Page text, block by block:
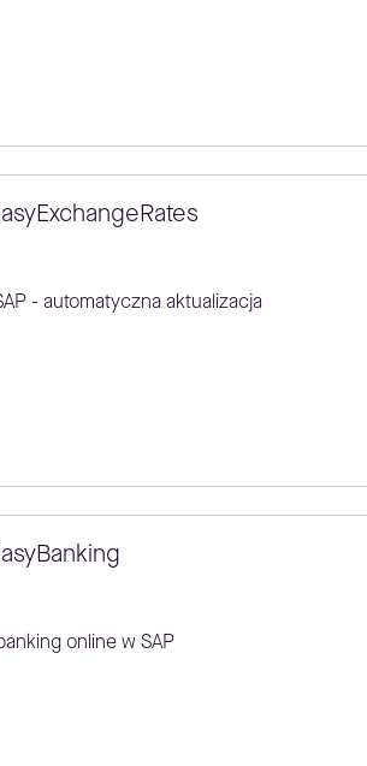
- automatyczna aktualizacja
online w SAP